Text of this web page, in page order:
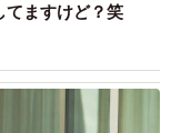
ますけど？笑